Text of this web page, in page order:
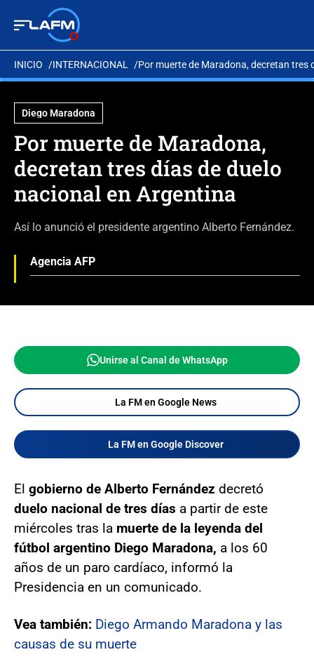
INICIO INTERNACIONAL Por muerte de Maradona, decretan tres
Diego Maradona
Por muerte de Maradona,
decretan tres días de duelo
nacional en Argentina
Así lo anunció el presidente argentino Alberto Fernández.
Agencia AFP
Unirse al Canal de WhatsApp
La FM en Google News
La FM en Google Discover
El gobierno de Alberto Fernández decretó
duelo nacional de tres días a partir de este
miércoles tras la muerte de la leyenda del
fútbol argentino Diego Maradona, a los 60
años de un paro cardíaco, informó la
Presidencia en un comunicado.
Vea también: Diego Armando Maradona y las
causas de su muerte